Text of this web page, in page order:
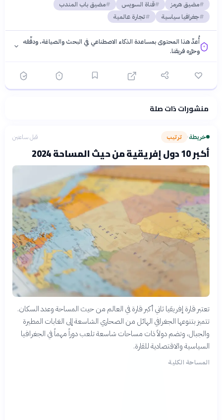
مضيق هرمز
قناة السويس
مضيق باب المندب
جغرافيا سياسية
تجارة عالمية
أُعدّ هذا المحتوى بمساعدة الذكاء الاصطناعي في البحث والصياغة، ودقّقه
وحرّره فريقنا.
فلسفتنا المعرفية· سياسة الذكاء الاصطناعيمنشورات ذات صلة
خريطة› ترتيب قبل ساعتين
أكبر 10 دول إفريقية من حيث المساحة 2024
تعتبر قارة إفريقيا ثاني أكبر قارة في العالم من حيث المساحة وعدد السكان.
تتميز بتنوعها الجغرافي الهائل من الصحاري الشاسعة إلى الغابات المطيرة
والجبال، وتضم دولاً ذات مساحات شاسعة تلعب دوراً مهماً في الجغرافيا
السياسية والاقتصادية للقارة.
المساحة الكلية